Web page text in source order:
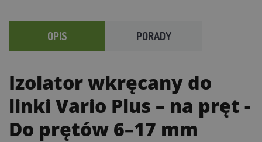
OPIS PORADY
Izolator wkręcany do
linki Vario Plus – na pręt -
Do prętów 6–17 mm